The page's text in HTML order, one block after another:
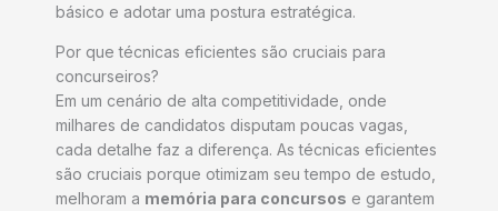
básico e adotar uma postura estratégica.
Por que técnicas eficientes são cruciais para
concurseiros?
Em um cenário de alta competitividade, onde
milhares de candidatos disputam poucas vagas,
cada detalhe faz a diferença. As técnicas eficientes
são cruciais porque otimizam seu tempo de estudo,
melhoram a memória para concursos e garantem